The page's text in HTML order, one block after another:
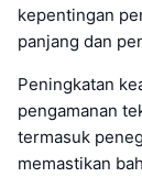
kepentingan
panjang dan
Peningkatan
pengamanan
termasuk
memastikan